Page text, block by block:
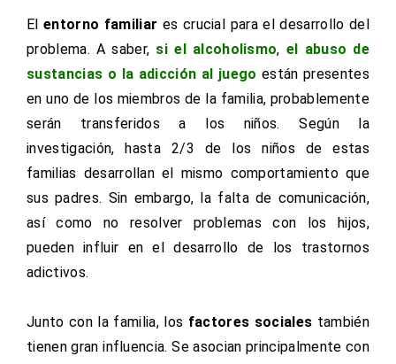
Elentorno familiar es crucial para el desarrollo del
problema. A saber, si el alcoholismo, el abuso de
sustancias o la adicción al juego están presentes
en uno de los miembros de la familia, probablemente
serán transferidos a los niños. Según la
investigación, hasta 2/3 de los niños de estas
familias desarrollan el mismo comportamiento que
sus padres. Sin embargo, la falta de comunicación,
así como no resolver problemas con los hijos,
pueden influir en el desarrollo de los trastornos
adictivos.
Junto con la familia, los factores sociales también
tienen gran influencia. Se asocian principalmente con